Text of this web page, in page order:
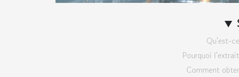
Qu'est-
Pourquoi
Comment